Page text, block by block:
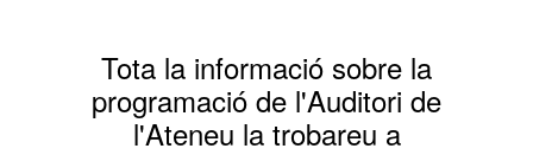
Tota la informació sobre la
programació de l'Auditori de
l'Ateneu la trobareu a